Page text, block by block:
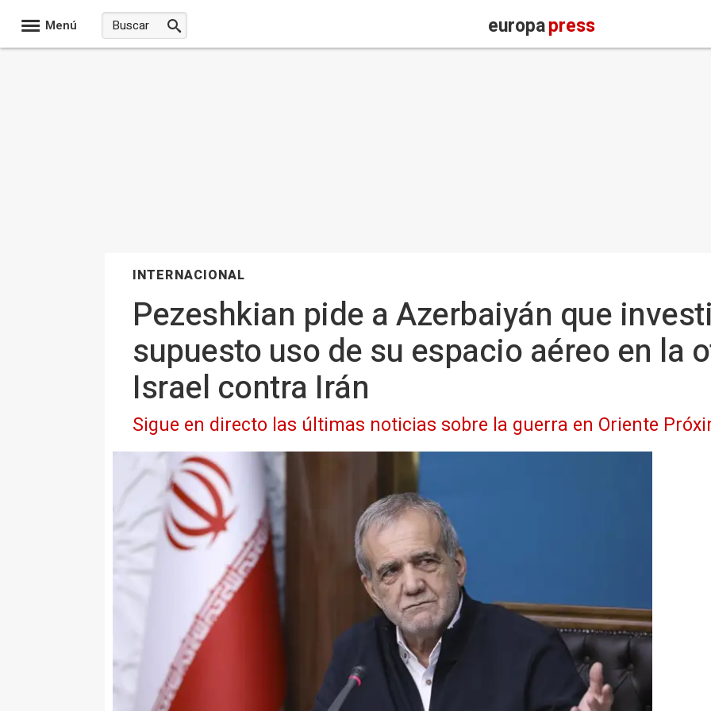
Menú europapress
INTERNACIONAL
Pezeshkian pide a Azerbaiyán que
supuesto uso de su espacio aéreo en la
Israel contra Irán
Sigue en directo las últimas noticias sobre la guerra en Oriente